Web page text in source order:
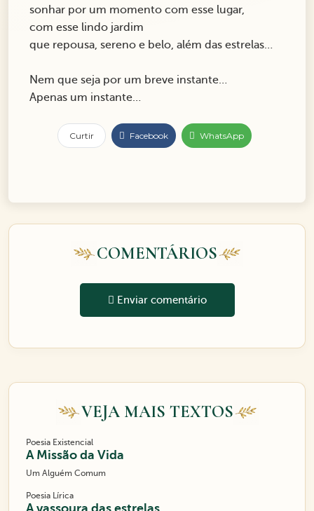
sonhar por um momento com esse lugar,
com esse lindo jardim
que repousa, sereno e belo, além das estrelas…
Nem que seja por um breve instante…
Apenas um instante…
Curtir Facebook WhatsApp
COMENTÁRIOS
Enviar comentário
VEJA MAIS TEXTOS
Poesia Existencial
A Missão da Vida
Um Alguém Comum
Poesia Lírica